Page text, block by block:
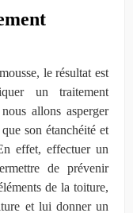
le résultat est
un traitement
allons asperger
son étanchéité et
effet, effectuer un
de prévenir
de la toiture,
et lui donner un